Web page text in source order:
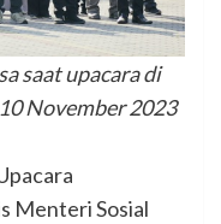
saat upacara di
November 2023
Menteri Sosial